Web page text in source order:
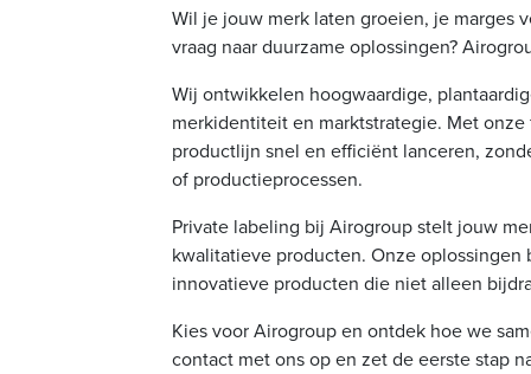
Wil je jouw merk laten groeien, je
vraag naar duurzame oplossingen?
Wij ontwikkelen hoogwaardige,
merkidentiteit en marktstrategie. Met
productlijn snel en efficiënt lanceren,
of productieprocessen.
Private labeling bij Airogroup stelt jouw
kwalitatieve producten. Onze
innovatieve producten die niet alleen
Kies voor Airogroup en ontdek hoe we
contact met ons op en zet de eerste stap